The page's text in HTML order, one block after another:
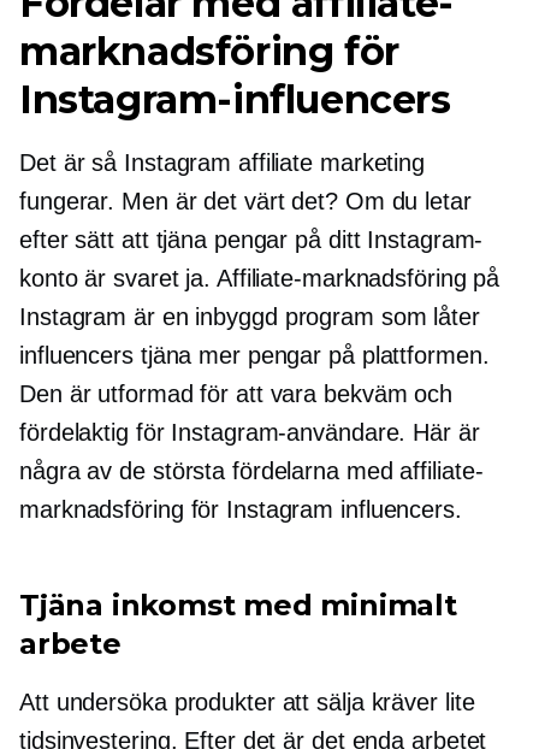
marknadsföring för
Instagram-influencers
Det är så Instagram affiliate marketing
fungerar. Men är det värt det? Om du letar
efter sätt att tjäna pengar på ditt Instagram-
konto är svaret ja. Affiliate-marknadsföring på
Instagram är en inbyggd program som låter
influencers tjäna mer pengar på plattformen.
Den är utformad för att vara bekväm och
fördelaktig för Instagram-användare. Här är
några av de största fördelarna med affiliate-
marknadsföring för Instagram influencers.
Tjäna inkomst med minimalt
arbete
Att undersöka produkter att sälja kräver lite
tidsinvestering. Efter det är det enda arbetet